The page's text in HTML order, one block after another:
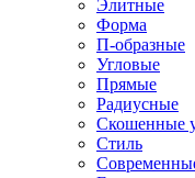
Элитные
Форма
П-образные
Угловые
Прямые
Радиусные
Скошенные
Стиль